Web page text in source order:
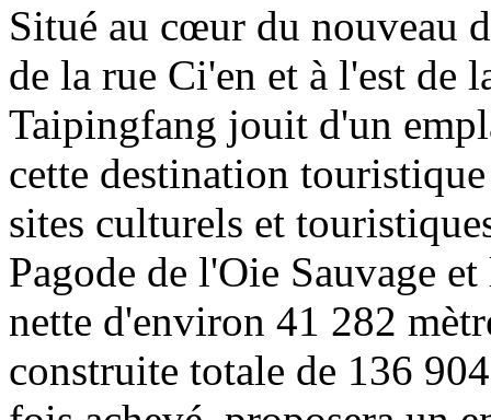
Situé au cœur du nouveau
de la rue Ci'en et à l'est de
Taipingfang jouit d'un
cette destination
sites culturels et
Pagode de l'Oie Sauvage
nette d'environ 41 282
construite totale de 136